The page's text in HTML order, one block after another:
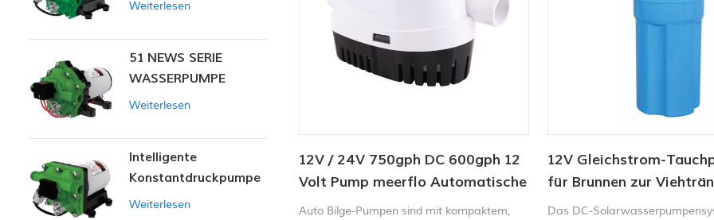
12V / 24V 750gph DC 600gph 12
Volt Pump meerflo Automatische
Bilgepumpe 12V DC-
Auto Bilge-Pumpen sind mit kompaktem,
12V Gleichstrom-
für Brunnen zur
Das DC-
Weiterlesen
51 NEWS SERIE
WASSERPUMPE
Weiterlesen
Intelligente
Konstantdruckpumpe
der Serie ZN-42
Weiterlesen